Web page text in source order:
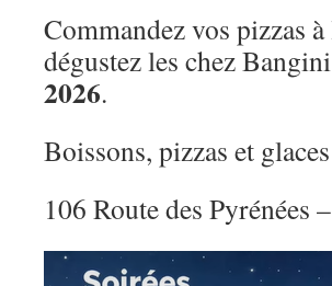
Commandez vos pizzas
dégustez les chez
2026.
Boissons, pizzas et
106 Route des Pyrénées